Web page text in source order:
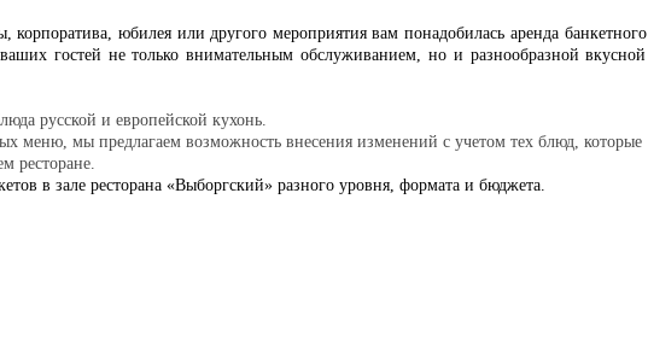
корпоратива, юбилея или другого мероприятия вам понадобилась аренда банкетного
гостей не только внимательным обслуживанием, но и разнообразной вкусной
русской и европейской кухонь.
меню, мы предлагаем возможность внесения изменений с учетом тех блюд, которые
ресторане.
в зале ресторана «Выборгский» разного уровня, формата и бюджета.